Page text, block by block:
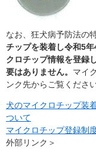
なお、狂犬病予防法の
チップを装着し令和5
クロチップ情報を登録
要はありません。 マイ
ンク先からご覧ください
犬のマイクロチップ装
ついて​
マイクロチップ登録制
外部リンク＞